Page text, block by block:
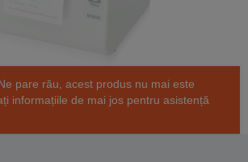
pare rău, acest produs nu mai este
informațiile de mai jos pentru asistență